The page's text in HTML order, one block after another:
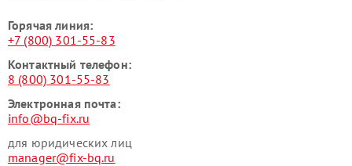
Горячая линия:
+7 (800) 301-55-83
Контактный телефон:
8 (800) 301-55-83
Электронная почта:
info@bq-fix.ru
для юридических лиц
manager@fix-bq.ru